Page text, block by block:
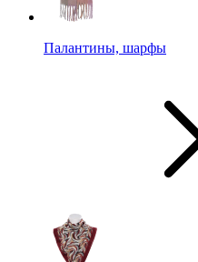
Палантины, шарфы